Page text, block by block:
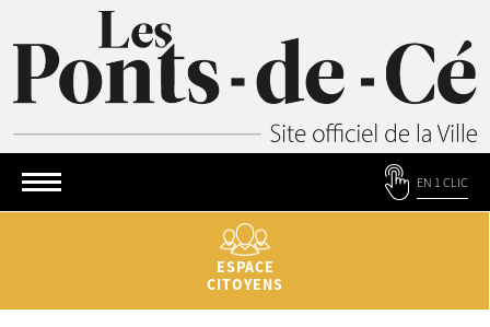
EN 1 CLIC
ESPACE
CITOYENS